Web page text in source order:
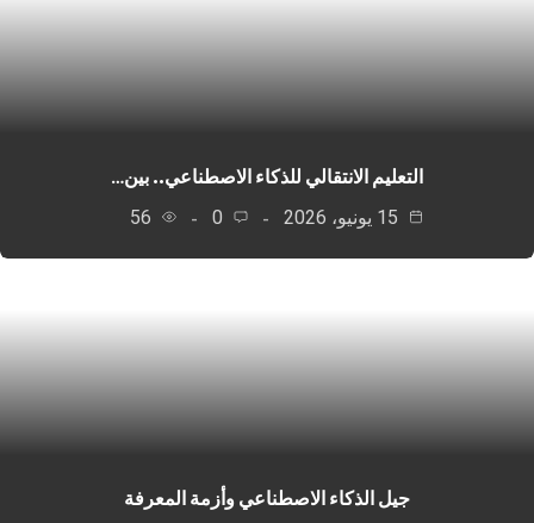
التعليم الانتقالي للذكاء الاصطناعي.. بين…
0
56
جيل الذكاء الاصطناعي وأزمة المعرفة